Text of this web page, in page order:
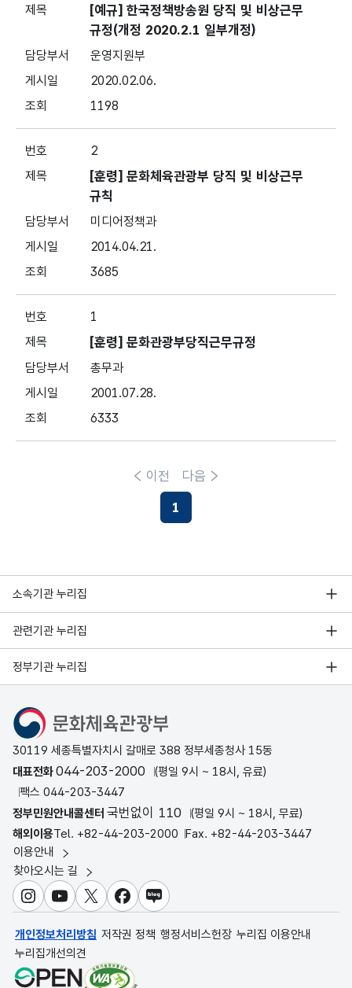
[예규] 한국정책방송원 당직 및 비상근무
규정(개정 2020.2.1 일부개정)
운영지원부
2020.02.06.
1198
2
[훈령] 문화체육관광부 당직 및 비상근무
규칙
미디어정책과
2014.04.21.
3685
1
[훈령] 문화관광부당직근무규정
총무과
2001.07.28.
6333
이전
1
다음
소속기관 누리집
관련기관 누리집
정부기관 누리집
문화체육관광부
30119 세종특별자치시 갈매로 388 정부세종청사 15동
대표전화044-203-2000
(평일 9시 ~ 18시, 유료)
팩스 044-203-3447
정부민원안내콜센터 국번없이 110
(평일 9시 ~ 18시, 무료)
해외이용Tel. +82-44-203-2000 Fax. +82-44-203-3447
이용안내
찾아오시는 길
인스타그램
유튜브X 페이스북
블로그
개인정보처리방침 저작권 정책 행정서비스헌장 누리집 이용안내
누리집개선의견